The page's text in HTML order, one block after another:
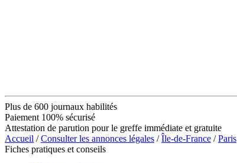
Plus de 600 journaux habilités
Paiement 100% sécurisé
Attestation de parution pour le greffe immédiate et gratuite
Accueil /Consulter les annonces légales /Île-de-France /Paris
Fiches pratiques et conseils